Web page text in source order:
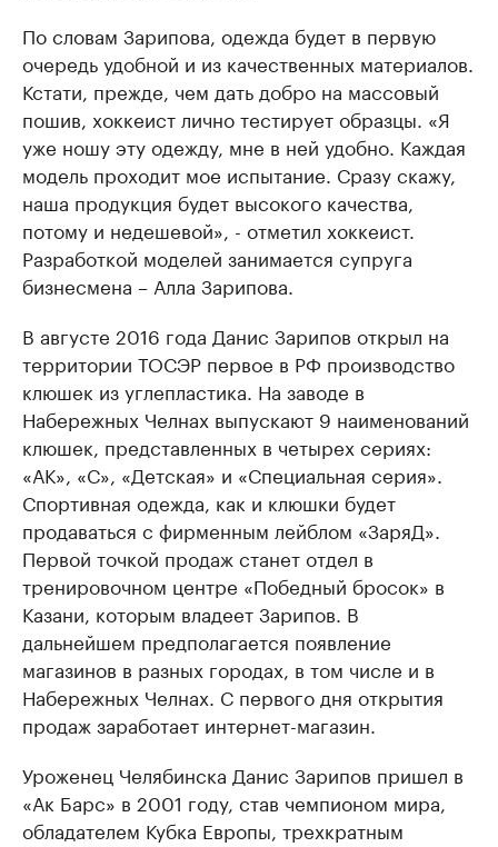
По словам Зарипова, одежда будет в первую
очередь удобной и из качественных материалов.
Кстати, прежде, чем дать добро на массовый
пошив, хоккеист лично тестирует образцы. «Я
уже ношу эту одежду, мне в ней удобно. Каждая
модель проходит мое испытание. Сразу скажу,
наша продукция будет высокого качества,
потому и недешевой», - отметил хоккеист.
Разработкой моделей занимается супруга
бизнесмена – Алла Зарипова.
В августе 2016 года Данис Зарипов открыл на
территории ТОСЭР первое в РФ производство
клюшек из углепластика. На заводе в
Набережных Челнах выпускают 9 наименований
клюшек, представленных в четырех сериях:
«АК», «С», «Детская» и «Специальная серия».
Спортивная одежда, как и клюшки будет
продаваться с фирменным лейблом «ЗаряД».
Первой точкой продаж станет отдел в
тренировочном центре «Победный бросок» в
Казани, которым владеет Зарипов. В
дальнейшем предполагается появление
магазинов в разных городах, в том числе и в
Набережных Челнах. С первого дня открытия
продаж заработает интернет-магазин.
Уроженец Челябинска Данис Зарипов пришел в
«Ак Барс» в 2001 году, став чемпионом мира,
обладателем Кубка Европы, трехкратным